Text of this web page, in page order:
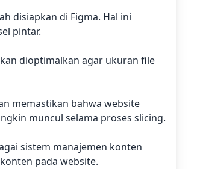
disiapkan di Figma. Hal ini
pintar.
dioptimalkan agar ukuran file
memastikan bahwa website
muncul selama proses slicing.
sistem manajemen konten
pada website.